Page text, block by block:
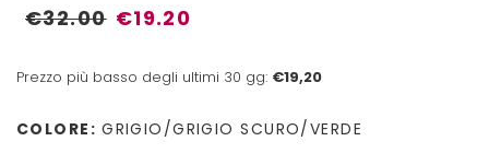
€32.00 €19.20
Prezzo più basso degli ultimi 30 gg: €19,20
COLORE: GRIGIO/GRIGIO SCURO/VERDE